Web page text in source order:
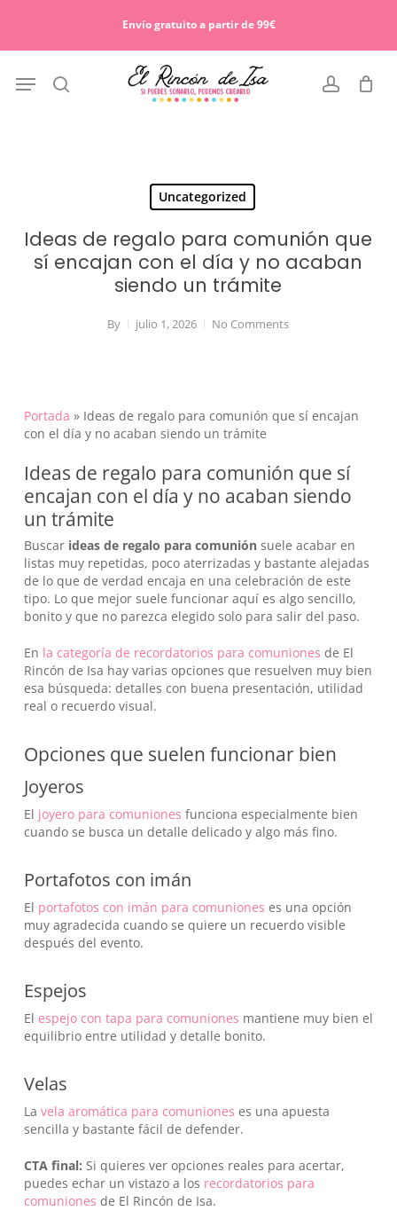
Envío gratuito a partir de 99€
search account
Menu
Cart
No hay productos en el carrito.
Uncategorized
Ideas de regalo para comunión que
sí encajan con el día y no acaban
siendo un trámite
By julio 1, 2026 No Comments
Portada » Ideas de regalo para comunión que sí encajan
con el día y no acaban siendo un trámite
Ideas de regalo para comunión que sí
encajan con el día y no acaban siendo
un trámite
Buscar ideas de regalo para comuniónsuele acabar en
listas muy repetidas, poco aterrizadas y bastante alejadas
de lo que de verdad encaja en una celebración de este
tipo. Lo que mejor suele funcionar aquí es algo sencillo,
bonito y que no parezca elegido solo para salir del paso.
En la categoría de recordatorios para comuniones de El
Rincón de Isa hay varias opciones que resuelven muy bien
esa búsqueda: detalles con buena presentación, utilidad
real o recuerdo visual.
Opciones que suelen funcionar bien
Joyeros
El joyero para comuniones funciona especialmente bien
cuando se busca un detalle delicado y algo más fino.
Portafotos con imán
El portafotos con imán para comuniones es una opción
muy agradecida cuando se quiere un recuerdo visible
después del evento.
Espejos
El espejo con tapa para comuniones mantiene muy bien el
equilibrio entre utilidad y detalle bonito.
Velas
La vela aromática para comuniones es una apuesta
sencilla y bastante fácil de defender.
CTA final: Si quieres ver opciones reales para acertar,
puedes echar un vistazo a los recordatorios para
comuniones de El Rincón de Isa.